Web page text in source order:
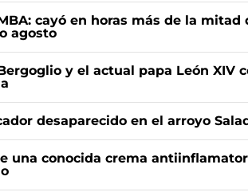
cayó en horas más de la mitad
agosto
y el actual papa León XIV
desaparecido en el arroyo
una conocida crema